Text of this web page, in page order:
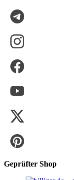
Geprüfter Shop